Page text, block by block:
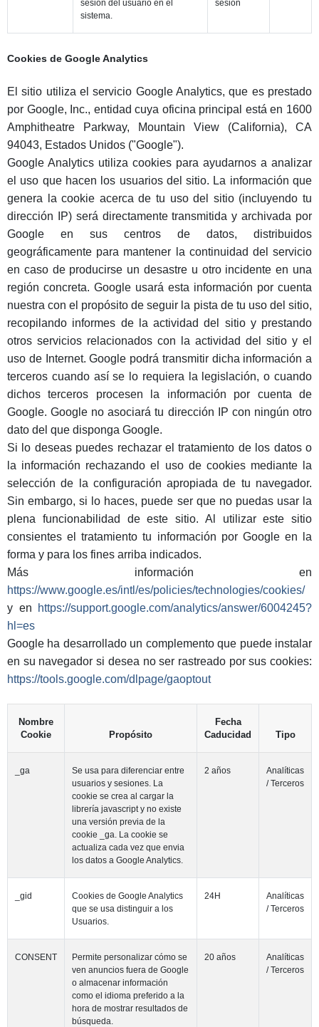
sesión del usuario en el
sistema.
sesión
Cookies de Google Analytics
El sitio utiliza el servicio Google Analytics, que es prestado
por Google, Inc., entidad cuya oficina principal está en 1600
Amphitheatre Parkway, Mountain View (California), CA
94043, Estados Unidos ("Google").
Google Analytics utiliza cookies para ayudarnos a analizar
el uso que hacen los usuarios del sitio. La información que
genera la cookie acerca de tu uso del sitio (incluyendo tu
dirección IP) será directamente transmitida y archivada por
Google en sus centros de datos, distribuidos
geográficamente para mantener la continuidad del servicio
en caso de producirse un desastre u otro incidente en una
región concreta. Google usará esta información por cuenta
nuestra con el propósito de seguir la pista de tu uso del sitio,
recopilando informes de la actividad del sitio y prestando
otros servicios relacionados con la actividad del sitio y el
uso de Internet. Google podrá transmitir dicha información a
terceros cuando así se lo requiera la legislación, o cuando
dichos terceros procesen la información por cuenta de
Google. Google no asociará tu dirección IP con ningún otro
dato del que disponga Google.
Si lo deseas puedes rechazar el tratamiento de los datos o
la información rechazando el uso de cookies mediante la
selección de la configuración apropiada de tu navegador.
Sin embargo, si lo haces, puede ser que no puedas usar la
plena funcionabilidad de este sitio. Al utilizar este sitio
consientes el tratamiento tu información por Google en la
forma y para los fines arriba indicados.
Más información en
https://www.google.es/intl/es/policies/technologies/cookies/
y en
https://support.google.com/analytics/answer/6004245?
hl=es
Google ha desarrollado un complemento que puede instalar
en su navegador si desea no ser rastreado por sus cookies:
https://tools.google.com/dlpage/gaoptout
Nombre
Cookie
Propósito
Fecha
Caducidad
Tipo
_ga
Se usa para diferenciar entre
usuarios y sesiones. La
cookie se crea al cargar la
librería javascript y no existe
una versión previa de la
cookie _ga. La cookie se
actualiza cada vez que envia
los datos a Google Analytics.
2 años
Analíticas
/ Terceros
_gid
Cookies de Google Analytics
que se usa distinguir a los
Usuarios.
24H
Analíticas
/ Terceros
CONSENT
Permite personalizar cómo se
ven anuncios fuera de Google
o almacenar información
como el idioma preferido a la
hora de mostrar resultados de
búsqueda.
20 años
Analíticas
/ Terceros